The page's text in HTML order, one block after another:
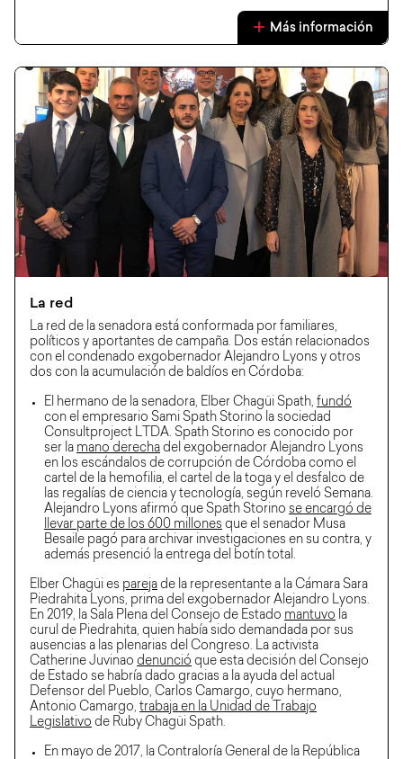
Más información
La red
La red de la senadora está conformada por familiares,
políticos y aportantes de campaña. Dos están relacionados
con el condenado exgobernador Alejandro Lyons y otros
dos con la acumulación de baldíos en Córdoba:
El hermano de la senadora, Elber Chagüi Spath, fundó
con el empresario Sami Spath Storino la sociedad
Consultproject LTDA. Spath Storino es conocido por
ser la mano derecha del exgobernador Alejandro Lyons
en los escándalos de corrupción de Córdoba como el
cartel de la hemofilia, el cartel de la toga y el desfalco de
las regalías de ciencia y tecnología, según reveló Semana.
Alejandro Lyons afirmó que Spath Storino se encargó de
llevar parte de los 600 millones que el senador Musa
Besaile pagó para archivar investigaciones en su contra, y
además presenció la entrega del botín total.
Elber Chagüi es pareja de la representante a la Cámara Sara
Piedrahita Lyons, prima del exgobernador Alejandro Lyons.
En 2019, la Sala Plena del Consejo de Estado mantuvo la
curul de Piedrahita, quien había sido demandada por sus
ausencias a las plenarias del Congreso. La activista
Catherine Juvinao denunció que esta decisión del Consejo
de Estado se habría dado gracias a la ayuda del actual
Defensor del Pueblo, Carlos Camargo, cuyo hermano,
Antonio Camargo, trabaja en la Unidad de Trabajo
Legislativo de Ruby Chagüi Spath.
En mayo de 2017, la Contraloría General de la República